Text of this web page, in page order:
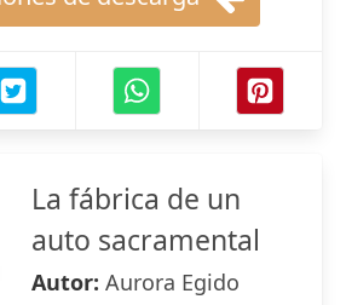
La fábrica de un
auto sacramental
Autor: Aurora Egido